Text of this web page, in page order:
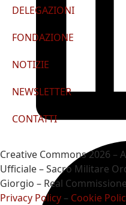
DELEGAZIONI
FONDAZIONE
NOTIZIE
NEWSLETTER
CONTATTI
Creative Commons 2026 –
Ufficiale – Sacro Militare
Giorgio – Real
Privacy Policy – Cookie